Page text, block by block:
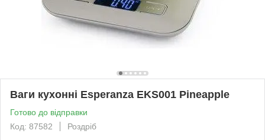
Ваги кухонні Esperanza EKS001 Pineapple
Готово до відправки
Код: 87582
Роздріб